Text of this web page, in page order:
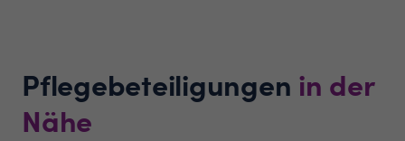
Pflegebeteiligungen in der
Nähe